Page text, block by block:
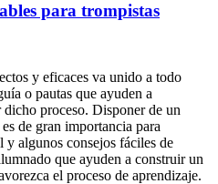
para trompistas
y eficaces va unido a todo
o pautas que ayuden a
proceso. Disponer de un
de gran importancia para
y algunos consejos fáciles de
que ayuden a construir un
el proceso de aprendizaje.